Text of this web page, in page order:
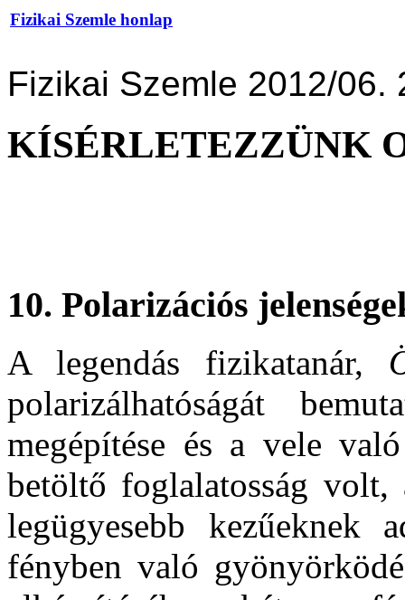
Fizikai Szemle honlap
Fizikai Szemle 2012/06.
KÍSÉRLETEZZÜNK
10. Polarizációs
A legendás fizikatanár,
polarizálhatóságát
megépítése és a vele
betöltő foglalatosság
legügyesebb kezűeknek
fényben való